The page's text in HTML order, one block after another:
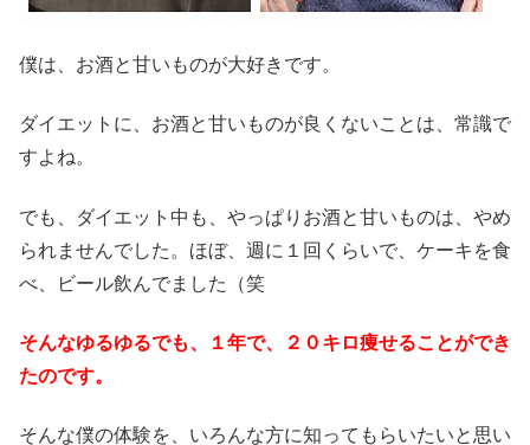
僕は、お酒と甘いものが大好きです。
ダイエットに、お酒と甘いものが良くないことは、常識で
すよね。
でも、ダイエット中も、やっぱりお酒と甘いものは、やめ
られませんでした。ほぼ、週に１回くらいで、ケーキを食
べ、ビール飲んでました（笑
そんなゆるゆるでも、１年で、２０キロ痩せることができ
たのです。
そんな僕の体験を、いろんな方に知ってもらいたいと思い